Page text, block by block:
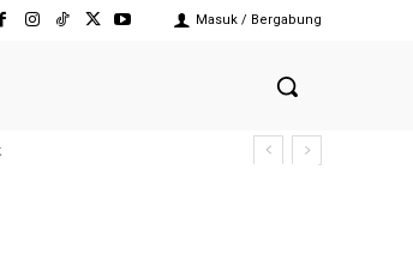
Masuk / Bergabung